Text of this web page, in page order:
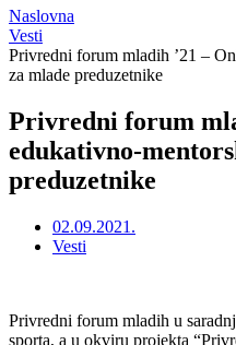
Naslovna
Vesti
Privredni forum mladih ’21 –
za mlade preduzetnike
Privredni forum
edukativno-
preduzetnike
02.09.2021.
Vesti
Privredni forum mladih u
sporta, a u okviru projekta